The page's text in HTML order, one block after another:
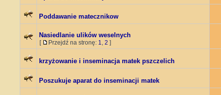
Poddawanie matecznikow
Nasiedlanie ulików weselnych
[ Przejdź na stronę: 1, 2 ]
krzyżowanie i inseminacja matek pszczelich
Poszukuje aparat do inseminacji matek